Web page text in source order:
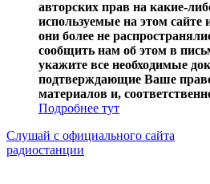
авторских прав на какие-
используемые на этом сайте
они более не
сообщить нам об этом в
укажите все необходимые
подтверждающие Ваше
материалов и,
Подробнее тут
Слушай с официального сайта
радиостанции